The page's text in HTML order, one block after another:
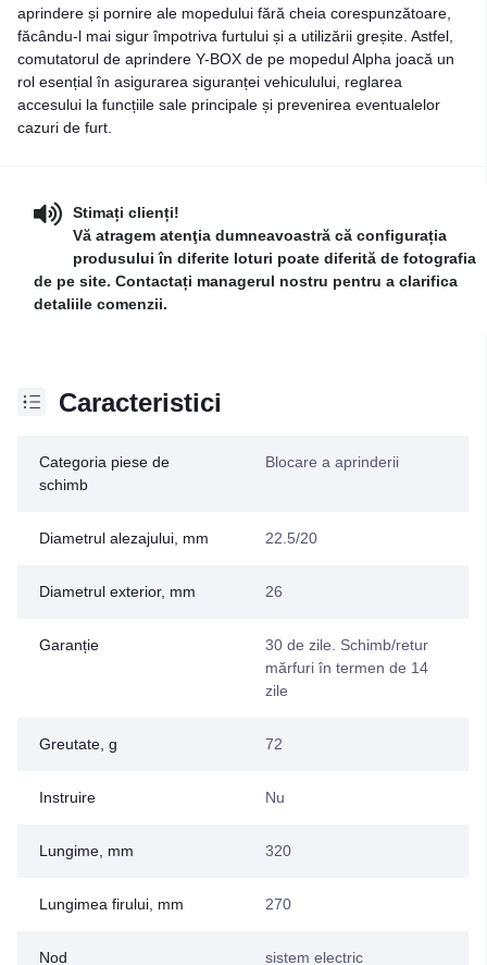
aprindere și pornire ale mopedului fără cheia corespunzătoare,
făcându-l mai sigur împotriva furtului și a utilizării greșite. Astfel,
comutatorul de aprindere Y-BOX de pe mopedul Alpha joacă un
rol esențial în asigurarea siguranței vehiculului, reglarea
accesului la funcțiile sale principale și prevenirea eventualelor
cazuri de furt.
Stimați clienți!
Vă atragem atenţia dumneavoastră că configurația
produsului în diferite loturi poate diferită de fotografia
de pe site. Contactați managerul nostru pentru a clarifica
detaliile comenzii.
Caracteristici
Categoria piese de
schimb
Blocare a aprinderii
Diametrul alezajului, mm 22.5/20
Diametrul exterior, mm 26
Garanție
30 de zile. Schimb/retur
mărfuri în termen de 14
zile
Greutate, g 72
Instruire Nu
Lungime, mm 320
Lungimea firului, mm 270
Nod sistem electric